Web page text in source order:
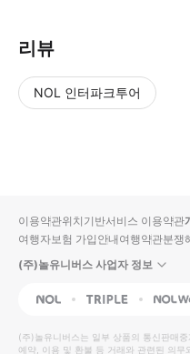
리뷰
NOL 인터파크투어
입니
다.
높
동
순
상
이용약관위치기반서비스 이용약관
여행자보험 가입안내여행약관분쟁
(주)놀유니버스 사업자 정보
NOL Triple
(주)놀유니버스는 일부 상품의 통신판매
예약, 이용 및 환불 등 거래와 관련된 의무